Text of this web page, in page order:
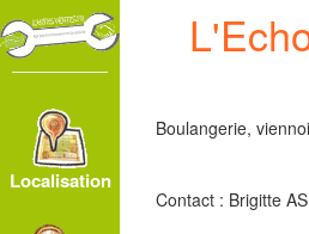
Localisation
Boulangerie,
Contact : Brigitte